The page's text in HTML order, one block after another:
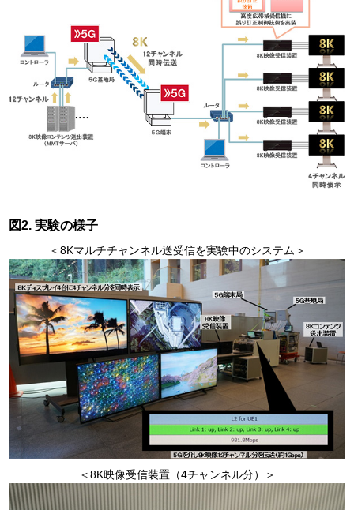
図2. 実験の様子
＜8Kマルチチャンネル送受信を実験中のシステム＞
＜8K映像受信装置（4チャンネル分）＞